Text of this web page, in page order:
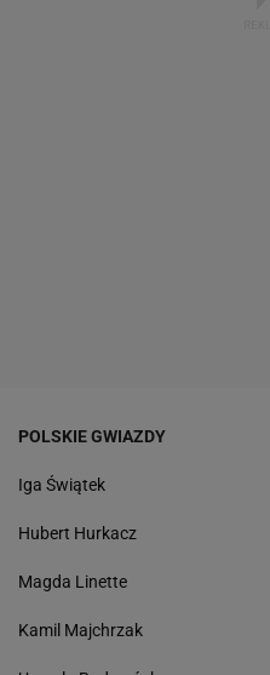
POLSKIE GWIAZDY
Iga Świątek
Hubert Hurkacz
Magda Linette
Kamil Majchrzak